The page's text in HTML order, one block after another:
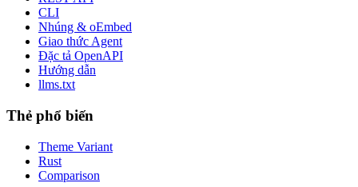
CLI
Nhúng & oEmbed
Giao thức Agent
Đặc tả OpenAPI
Hướng dẫn
llms.txt
Thẻ phổ biến
Theme Variant
Rust
Comparison